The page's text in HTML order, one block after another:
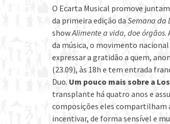
O Ecarta Musical promove
da primeira edição daSemana da
showAlimente a vida, doe órgãos.
da música, o movimento
expressar a gratidão a quem,
(23.09), às 18h e tem entrada
Duo. Um pouco mais sobre a
transplante há quatro anos e
composições eles compartilham
incentivar, de forma sensível e